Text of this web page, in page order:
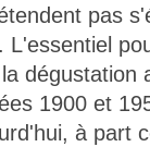
pas
dégustation
1900 et
à part